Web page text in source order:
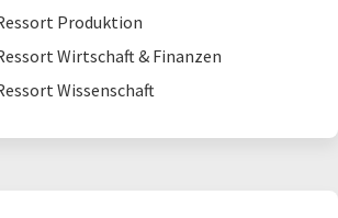
Produktion
Wirtschaft & Finanzen
Wissenschaft